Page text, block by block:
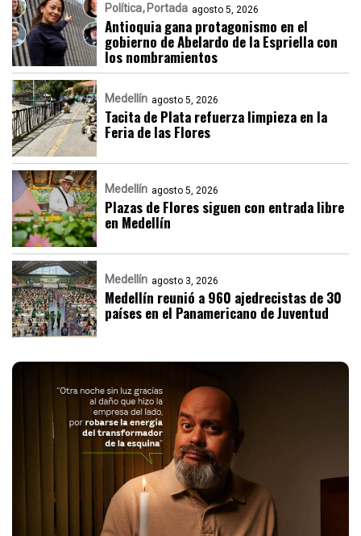
Política Portada agosto 5, 2026
Antioquia gana protagonismo en el
gobierno de Abelardo de la Espriella con
los nombramientos
Medellín agosto 5, 2026
Tacita de Plata refuerza limpieza en la
Feria de las Flores
Medellín agosto 5, 2026
Plazas de Flores siguen con entrada libre
en Medellín
Medellín agosto 3, 2026
Medellín reunió a 960 ajedrecistas de 30
países en el Panamericano de Juventud